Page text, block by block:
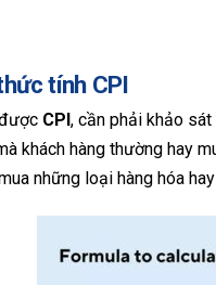
tính CPI
CPI, cần phải khảo
khách hàng thường hay
những loại hàng hóa